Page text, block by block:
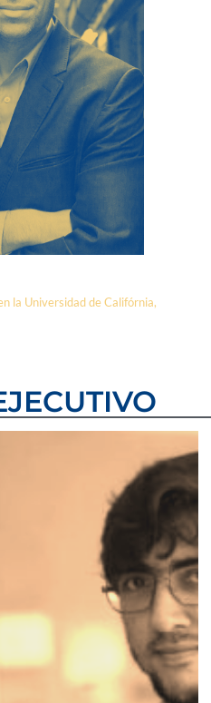
la Universidad de Califórnia,